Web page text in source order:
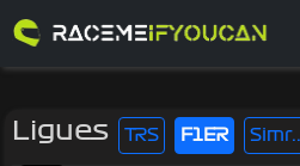
Ligues TRS F1ER